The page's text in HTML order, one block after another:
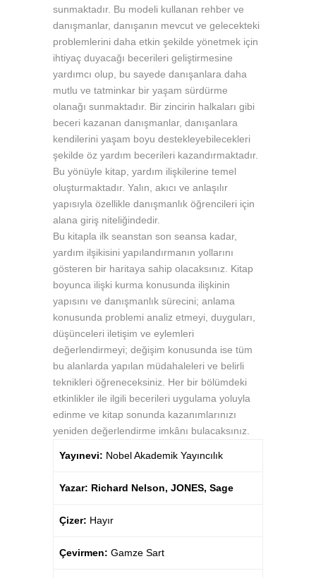
sunmaktadır. Bu modeli kullanan rehber ve
danışmanlar, danışanın mevcut ve gelecekteki
problemlerini daha etkin şekilde yönetmek için
ihtiyaç duyacağı becerileri geliştirmesine
yardımcı olup, bu sayede danışanlara daha
mutlu ve tatminkar bir yaşam sürdürme
olanağı sunmaktadır. Bir zincirin halkaları gibi
beceri kazanan danışmanlar, danışanlara
kendilerini yaşam boyu destekleyebilecekleri
şekilde öz yardım becerileri kazandırmaktadır.
Bu yönüyle kitap, yardım ilişkilerine temel
oluşturmaktadır. Yalın, akıcı ve anlaşılır
yapısıyla özellikle danışmanlık öğrencileri için
alana giriş niteliğindedir.
Bu kitapla ilk seanstan son seansa kadar,
yardım ilşikisini yapılandırmanın yollarını
gösteren bir haritaya sahip olacaksınız. Kitap
boyunca ilişki kurma konusunda ilişkinin
yapısını ve danışmanlık sürecini; anlama
konusunda problemi analiz etmeyi, duyguları,
düşünceleri iletişim ve eylemleri
değerlendirmeyi; değişim konusunda ise tüm
bu alanlarda yapılan müdahaleleri ve belirli
teknikleri öğreneceksiniz. Her bir bölümdeki
etkinlikler ile ilgili becerileri uygulama yoluyla
edinme ve kitap sonunda kazanımlarınızı
yeniden değerlendirme imkânı bulacaksınız.
Yayınevi: Nobel Akademik Yayıncılık
Yazar: Richard Nelson, JONES, Sage
Çizer: Hayır
Çevirmen: Gamze Sart